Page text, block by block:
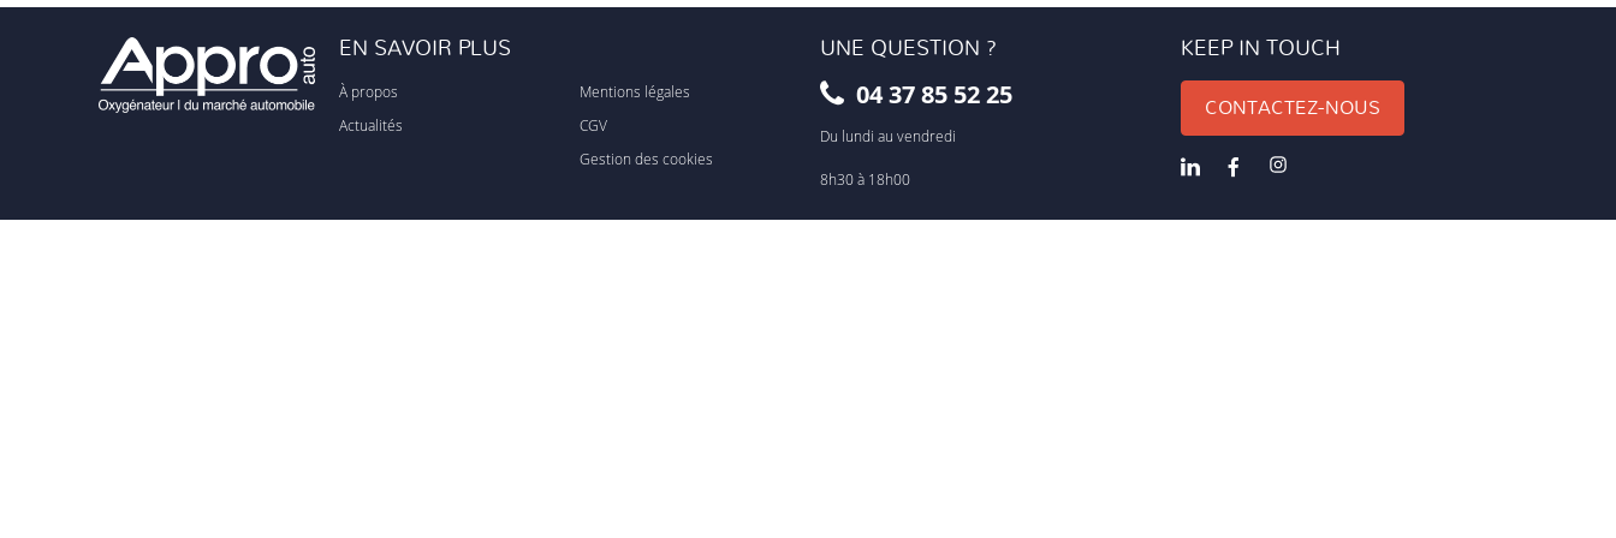
EN SAVOIR PLUS
À propos
Actualités
Mentions légales
CGV
Gestion des cookies
UNE QUESTION ?
04 37 85 52 25
Du lundi au vendredi
8h30 à 18h00
KEEP IN TOUCH
CONTACTEZ-NOUS